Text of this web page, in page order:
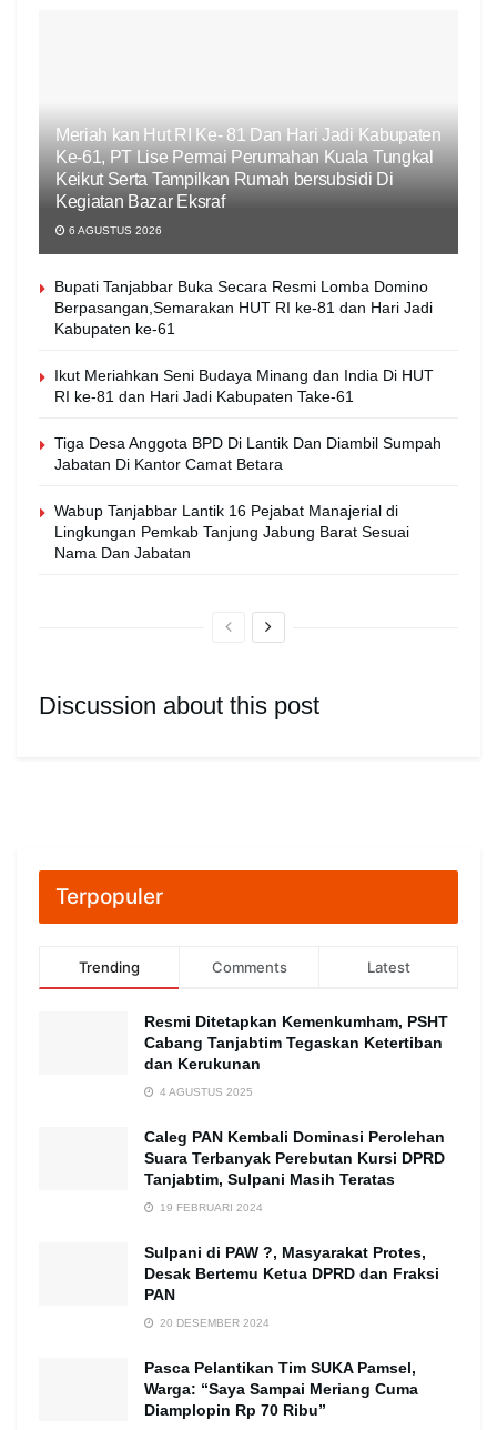
Meriah kan Hut RI Ke- 81 Dan Hari Jadi Kabupaten
Ke-61, PT Lise Permai Perumahan Kuala Tungkal
Keikut Serta Tampilkan Rumah bersubsidi Di
Kegiatan Bazar Eksraf
6 AGUSTUS 2026
Bupati Tanjabbar Buka Secara Resmi Lomba Domino
Berpasangan,Semarakan HUT RI ke-81 dan Hari Jadi
Kabupaten ke-61
Ikut Meriahkan Seni Budaya Minang dan India Di HUT
RI ke-81 dan Hari Jadi Kabupaten Take-61
Tiga Desa Anggota BPD Di Lantik Dan Diambil Sumpah
Jabatan Di Kantor Camat Betara
Wabup Tanjabbar Lantik 16 Pejabat Manajerial di
Lingkungan Pemkab Tanjung Jabung Barat Sesuai
Nama Dan Jabatan
Discussion about this post
Terpopuler
Trending Comments Latest
Resmi Ditetapkan Kemenkumham, PSHT
Cabang Tanjabtim Tegaskan Ketertiban
dan Kerukunan
4 AGUSTUS 2025
Caleg PAN Kembali Dominasi Perolehan
Suara Terbanyak Perebutan Kursi DPRD
Tanjabtim, Sulpani Masih Teratas
19 FEBRUARI 2024
Sulpani di PAW ?, Masyarakat Protes,
Desak Bertemu Ketua DPRD dan Fraksi
PAN
20 DESEMBER 2024
Pasca Pelantikan Tim SUKA Pamsel,
Warga: “Saya Sampai Meriang Cuma
Diamplopin Rp 70 Ribu”